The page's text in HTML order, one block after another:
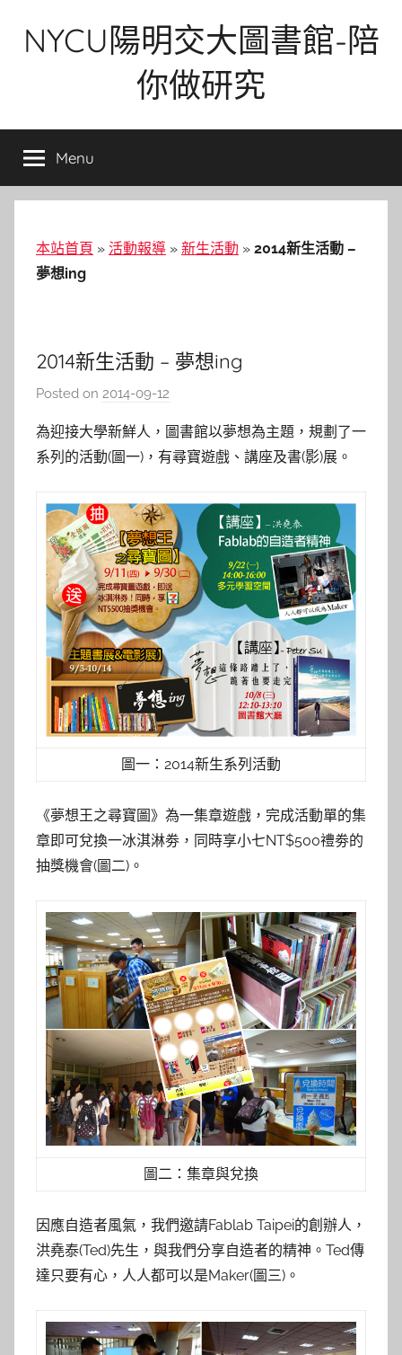
NYCU陽明交大圖書館-陪
你做研究
Menu
本站首頁 » 活動報導 » 新生活動 » 2014新生活動 –
夢想ing
2014新生活動 – 夢想ing
Posted on 2014-09-12
s
h
s
h
a
l
a
l
a
為迎接大學新鮮人，圖書館以夢想為主題，規劃了一
系列的活動(圖一)，有尋寶遊戲、講座及書(影)展。
圖一：2014新生系列活動
《夢想王之尋寶圖》為一集章遊戲，完成活動單的集
章即可兌換一冰淇淋劵，同時享小七NT$500禮劵的
抽獎機會(圖二)。
圖二：集章與兌換
因應自造者風氣，我們邀請Fablab Taipei的創辦人，
洪堯泰(Ted)先生，與我們分享自造者的精神。Ted傳
達只要有心，人人都可以是Maker(圖三)。